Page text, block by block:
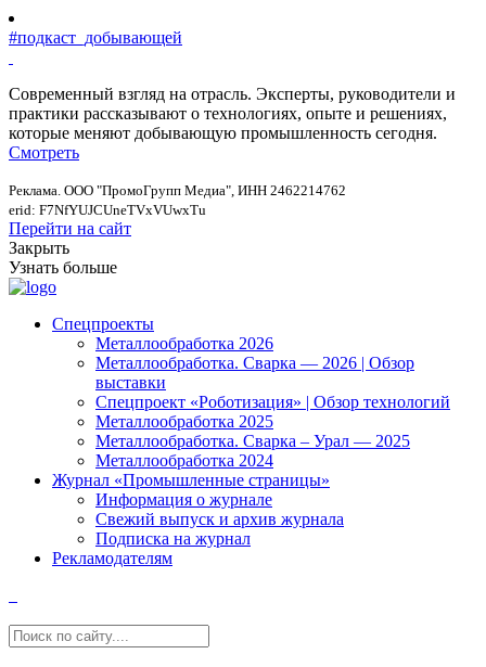
#подкаст_добывающей
Современный взгляд на отрасль. Эксперты, руководители и
практики рассказывают о технологиях, опыте и решениях,
которые меняют добывающую промышленность сегодня.
Смотреть
Реклама. ООО "ПромоГрупп Медиа", ИНН 2462214762
erid: F7NfYUJCUneTVxVUwxTu
Перейти на сайт
Закрыть
Узнать больше
Спецпроекты
Металлообработка 2026
Металлообработка. Сварка — 2026 | Обзор
выставки
Спецпроект «Роботизация» | Обзор технологий
Металлообработка 2025
Металлообработка. Сварка – Урал — 2025
Металлообработка 2024
Журнал «Промышленные страницы»
Информация о журнале
Свежий выпуск и архив журнала
Подписка на журнал
Рекламодателям